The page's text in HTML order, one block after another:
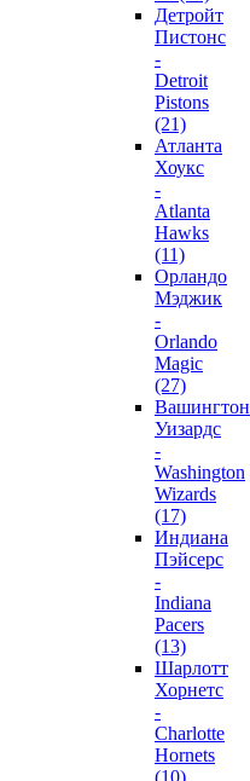
Детройт
Пистонс
-
Detroit
Pistons
(21)
Атланта
Хоукс
-
Atlanta
Hawks
(11)
Орландо
Мэджик
-
Orlando
Magic
(27)
Вашингтон
Уизардс
-
Washington
Wizards
(17)
Индиана
Пэйсерс
-
Indiana
Pacers
(13)
Шарлотт
Хорнетс
-
Charlotte
Hornets
(10)